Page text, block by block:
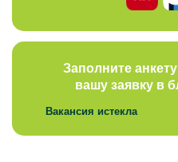
Заполните
вашу заявку в
Вакансия истекла